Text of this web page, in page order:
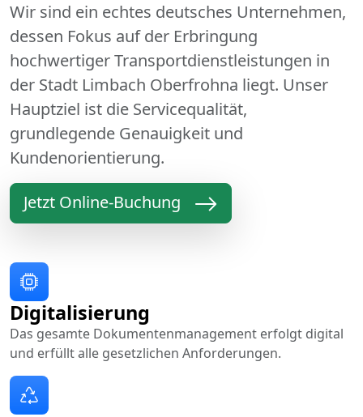
Wir sind ein echtes deutsches Unternehmen,
dessen Fokus auf der Erbringung
hochwertiger Transportdienstleistungen in
der Stadt Limbach Oberfrohna liegt. Unser
Hauptziel ist die Servicequalität,
grundlegende Genauigkeit und
Kundenorientierung.
Jetzt Online-Buchung
Digitalisierung
Das gesamte Dokumentenmanagement erfolgt digital
und erfüllt alle gesetzlichen Anforderungen.